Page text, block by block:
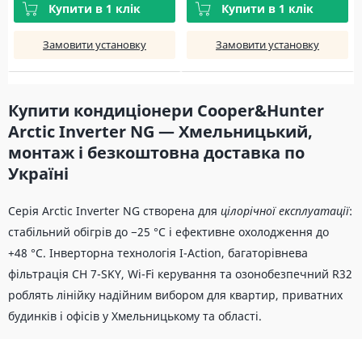
Купити в 1 клік
Замовити установку
Купити в 1 клік
Замовити установку
Купити кондиціонери Cooper&Hunter
Arctic Inverter NG — Хмельницький,
монтаж і безкоштовна доставка по
Україні
Серія Arctic Inverter NG створена для цілорічної експлуатації:
стабільний обігрів до −25 °C і ефективне охолодження до
+48 °C. Інверторна технологія I-Action, багаторівнева
фільтрація CH 7-SKY, Wi-Fi керування та озонобезпечний R32
роблять лінійку надійним вибором для квартир, приватних
будинків і офісів у Хмельницькому та області.